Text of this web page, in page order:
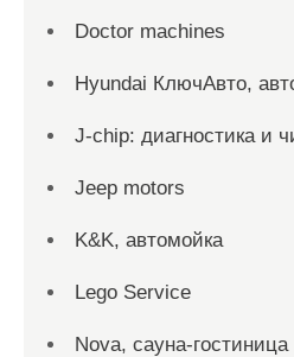
Doctor machines
Hyundai КлючАвто,
J-chip: диагностика и
Jeep motors
K&K, автомойка
Lego Service
Nova, сауна-гостиница